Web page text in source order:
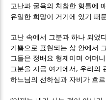
고난과 굴욕의 처참한 형틀에
유일한 희망이 거기에 있기 때
고난 속에서 그분과 하나 되었
기쁨으로 표현되는 삶 안에서
그들은 정배요 형제이며 어머
그분을 지금 여기에서 , 우리의
하느님의 선하심과 자비가 흐